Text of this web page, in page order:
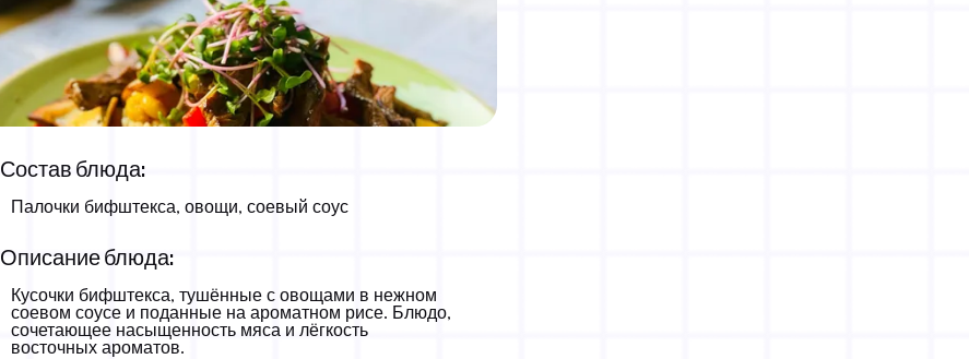
Состав блюда:
Палочки бифштекса, овощи, соевый соус
Описание блюда:
Кусочки бифштекса, тушённые с овощами в нежном
соевом соусе и поданные на ароматном рисе. Блюдо,
сочетающее насыщенность мяса и лёгкость
восточных ароматов.